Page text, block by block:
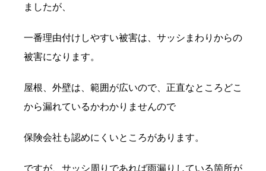
ましたが、
一番理由付けしやすい被害は、サッシまわりからの
被害になります。
屋根、外壁は、範囲が広いので、正直なところどこ
から漏れているかわかりませんので
保険会社も認めにくいところがあります。
ですが、サッシ周りであれば雨漏りしている箇所が